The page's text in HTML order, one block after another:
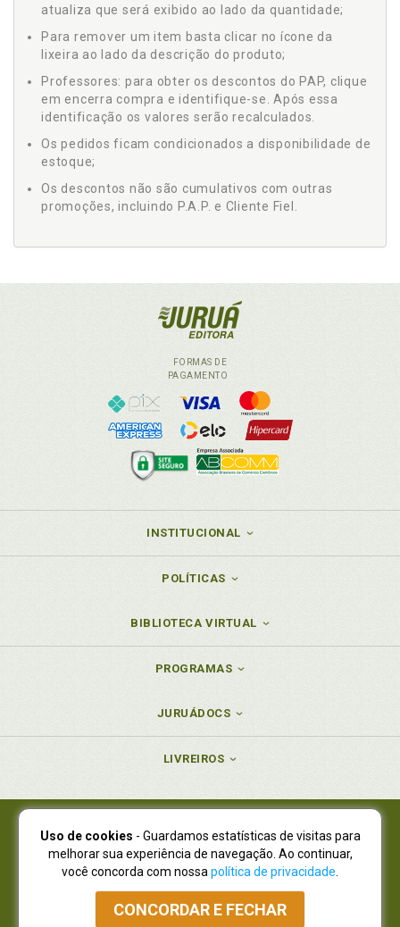
atualiza que será exibido ao lado da quantidade;
Para remover um item basta clicar no ícone da
lixeira ao lado da descrição do produto;
Professores: para obter os descontos do PAP, clique
em encerra compra e identifique-se. Após essa
identificação os valores serão recalculados.
Os pedidos ficam condicionados a disponibilidade de
estoque;
Os descontos não são cumulativos com outras
promoções, incluindo P.A.P. e Cliente Fiel.
FORMAS DE
PAGAMENTO
INSTITUCIONAL
POLÍTICAS
BIBLIOTECA VIRTUAL
PROGRAMAS
JURUÁDOCS
LIVREIROS
Juruá Editora Ltda., CNPJ 77.535.508/0001-19
Juruá Informática Ltda., CNPJ 01.701.561/0001-80
NOVO ENDEREÇO:R. Flávio Dallegrave, 7665, São Lourenço |
Curitiba - Paraná - CEP 82210-310
Atendimento: (41) 4009-3900|Vendas Atacado: (41) 4009-3939
Uso de cookies - Guardamos estatísticas de visitas para
melhorar sua experiência de navegação. Ao continuar,
você concorda com nossa política de privacidade
CONCORDAR E FECHAR